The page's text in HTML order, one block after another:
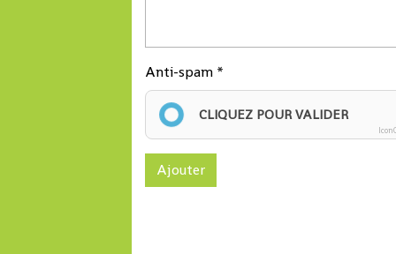
Anti-spam
CLIQUEZ POUR VALIDER
Ajouter